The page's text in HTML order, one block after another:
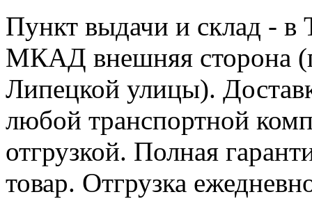
Пункт выдачи и склад -
МКАД внешняя сторона
Липецкой улицы).
любой транспортной
отгрузкой. Полная
товар. Отгрузка